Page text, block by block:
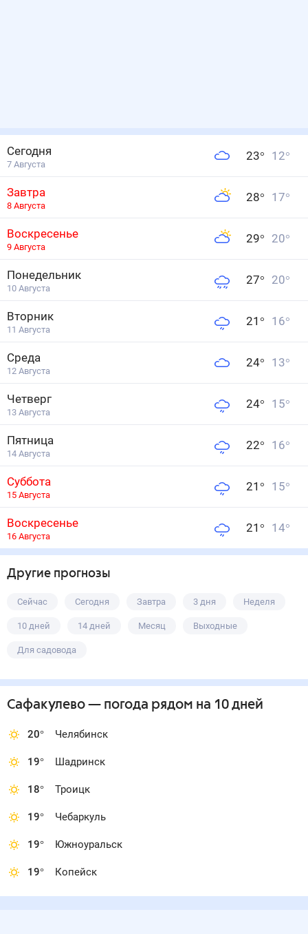
Сегодня
7 Августа
23° 12°
Завтра
8 Августа
28° 17°
Воскресенье
9 Августа
29° 20°
Понедельник
10 Августа
27° 20°
Вторник
11 Августа
21 ° 16°
Среда
12 Августа
24° 13°
Четверг
13 Августа
24° 15°
Пятница
14 Августа
22° 16°
Суббота
15 Августа
21 ° 15°
Воскресенье
16 Августа
21 ° 14°
Другие прогнозы
Сейчас Сегодня Завтра 3 дня Неделя
10 дней 14 дней Месяц Выходные
Для садовода
Сафакулево— погода рядом на 10 дней
20° Челябинск
19° Шадринск
18° Троицк
19° Чебаркуль
19° Южноуральск
19° Копейск